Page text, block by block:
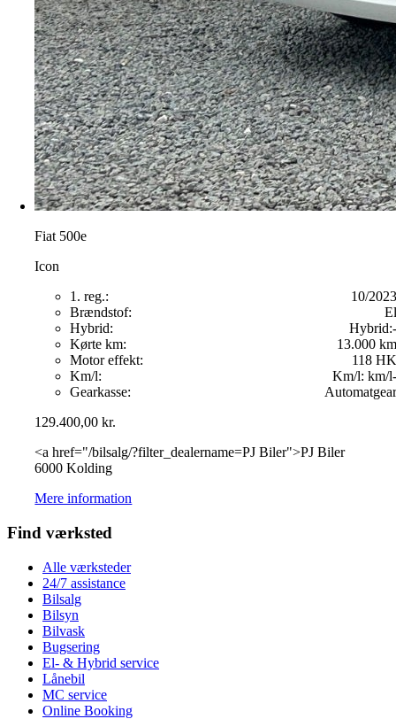
Fiat 500e
Icon
1. reg.:
10/2023
Brændstof:
El
Hybrid:
Hybrid:-
Kørte km:
13.000 km
Motor effekt:
118 HK
Km/l:
Km/l: -
km/l
Gearkasse:
Automatgear
129.400,00kr.
<a href="/bilsalg/?filter_dealername=PJ Biler">PJ Biler
6000 Kolding
Mere information
Find værksted
Alle værksteder
24/7 assistance
Bilsalg
Bilsyn
Bilvask
Bugsering
El- & Hybrid service
Lånebil
MC service
Online Booking